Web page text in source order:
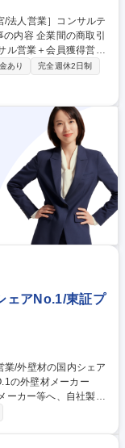
ル営業＋会員獲得営業
と位置づけ営業目標
査(約80
取り ■コンサル営業：
客先への信用調査の実
案 【魅力】担当顧客に
り切り営業では無いこ
れます。経営層との対
ティブ有り
あり
完全週休2日制
ェアNo.1/東証プ
ーカー等へ、自社製品
ため、腰を据えてシェ